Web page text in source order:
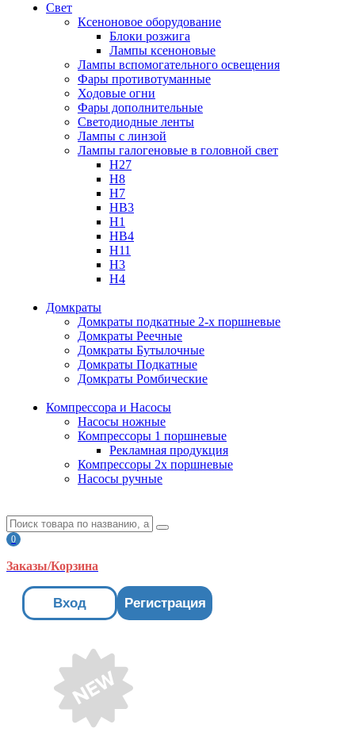
Свет
Ксеноновое оборудование
Блоки розжига
Лампы ксеноновые
Лампы вспомогательного освещения
Фары противотуманные
Ходовые огни
Фары дополнительные
Светодиодные ленты
Лампы с линзой
Лампы галогеновые в головной свет
H27
H8
H7
HB3
H1
HB4
H11
H3
H4
Домкраты
Домкраты подкатные 2-х поршневые
Домкраты Реечные
Домкраты Бутылочные
Домкраты Подкатные
Домкраты Ромбические
Компрессора и Насосы
Насосы ножные
Компрессоры 1 поршневые
Рекламная продукция
Компрессоры 2х поршневые
Насосы ручные
0
Заказы/Корзина
Вход Регистрация